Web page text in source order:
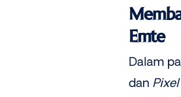
Emte
Dalam
dan